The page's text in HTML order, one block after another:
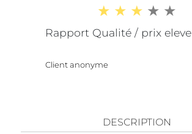
Rapport Qualité / prix eleve
Client anonyme
DESCRIPTION